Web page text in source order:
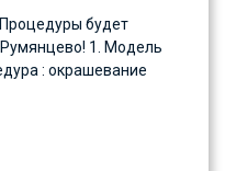
будет
1. Модель
: окрашевание